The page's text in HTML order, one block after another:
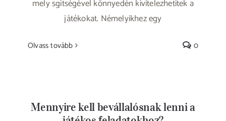
mely sgítségével könnyedén kivitelezhetitek a
játékokat. Némelyikhez egy
Olvass tovább 0
Mennyire kell bevállalósnak lenni a